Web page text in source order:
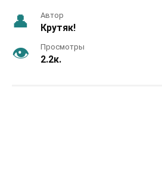
Автор
Крутяк!
Просмотры
2.2к.